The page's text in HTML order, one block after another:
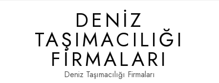
DENIZ
TAŞIMACILIĞI
FIRMALARI
Deniz Taşımacılığı Firmaları